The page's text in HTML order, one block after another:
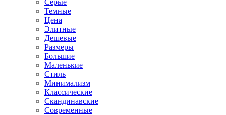
Серые
Темные
Цена
Элитные
Дешевые
Размеры
Большие
Маленькие
Стиль
Минимализм
Классические
Скандинавские
Современные